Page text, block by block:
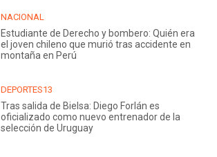
NACIONAL
Estudiante de Derecho y bombero: Quién era
el joven chileno que murió tras accidente en
montaña en Perú
DEPORTES13
Tras salida de Bielsa: Diego Forlán es
oficializado como nuevo entrenador de la
selección de Uruguay